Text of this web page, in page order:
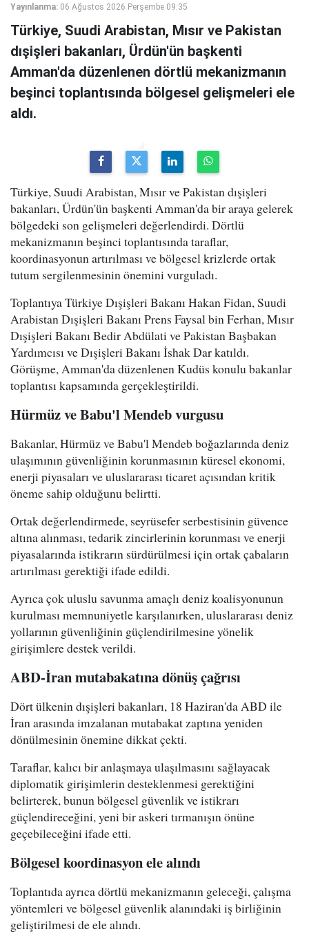
Yayınlanma: 06 Ağustos 2026 Perşembe 09:35
Türkiye, Suudi Arabistan, Mısır ve Pakistan
dışişleri bakanları, Ürdün'ün başkenti
Amman'da düzenlenen dörtlü mekanizmanın
beşinci toplantısında bölgesel gelişmeleri ele
aldı.
Türkiye, Suudi Arabistan, Mısır ve Pakistan dışişleri
bakanları, Ürdün'ün başkenti Amman'da bir araya gelerek
bölgedeki son gelişmeleri değerlendirdi. Dörtlü
mekanizmanın beşinci toplantısında taraflar,
koordinasyonun artırılması ve bölgesel krizlerde ortak
tutum sergilenmesinin önemini vurguladı.
Toplantıya Türkiye Dışişleri Bakanı Hakan Fidan, Suudi
Arabistan Dışişleri Bakanı Prens Faysal bin Ferhan, Mısır
Dışişleri Bakanı Bedir Abdülati ve Pakistan Başbakan
Yardımcısı ve Dışişleri Bakanı İshak Dar katıldı.
Görüşme, Amman'da düzenlenen Kudüs konulu bakanlar
toplantısı kapsamında gerçekleştirildi.
Hürmüz ve Babu'l Mendeb vurgusu
Bakanlar, Hürmüz ve Babu'l Mendeb boğazlarında deniz
ulaşımının güvenliğinin korunmasının küresel ekonomi,
enerji piyasaları ve uluslararası ticaret açısından kritik
öneme sahip olduğunu belirtti.
Ortak değerlendirmede, seyrüsefer serbestisinin güvence
altına alınması, tedarik zincirlerinin korunması ve enerji
piyasalarında istikrarın sürdürülmesi için ortak çabaların
artırılması gerektiği ifade edildi.
Ayrıca çok uluslu savunma amaçlı deniz koalisyonunun
kurulması memnuniyetle karşılanırken, uluslararası deniz
yollarının güvenliğinin güçlendirilmesine yönelik
girişimlere destek verildi.
ABD-İran mutabakatına dönüş çağrısı
Dört ülkenin dışişleri bakanları, 18 Haziran'da ABD ile
İran arasında imzalanan mutabakat zaptına yeniden
dönülmesinin önemine dikkat çekti.
Taraflar, kalıcı bir anlaşmaya ulaşılmasını sağlayacak
diplomatik girişimlerin desteklenmesi gerektiğini
belirterek, bunun bölgesel güvenlik ve istikrarı
güçlendireceğini, yeni bir askeri tırmanışın önüne
geçebileceğini ifade etti.
Bölgesel koordinasyon ele alındı
Toplantıda ayrıca dörtlü mekanizmanın geleceği, çalışma
yöntemleri ve bölgesel güvenlik alanındaki iş birliğinin
geliştirilmesi de ele alındı.